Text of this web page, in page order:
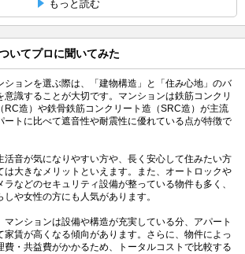
もっと読む
いてプロに聞いてみた
ションを選ぶ際は、「建物構造」と「住み心地」のバ
意識することが大切です。マンションは鉄筋コンクリ
RC造）や鉄骨鉄筋コンクリート造（SRC造）が主流
ートに比べて遮音性や耐震性に優れている点が特徴で
活音が気になりやすい方や、長く安心して住みたい方
は大きなメリットといえます。また、オートロックや
ラなどのセキュリティ設備が整っている物件も多く、
しや女性の方にも人気があります。
マンションは設備や構造が充実している分、アパート
家賃が高くなる傾向があります。さらに、物件によっ
費・共益費がかかるため、トータルコストで比較する